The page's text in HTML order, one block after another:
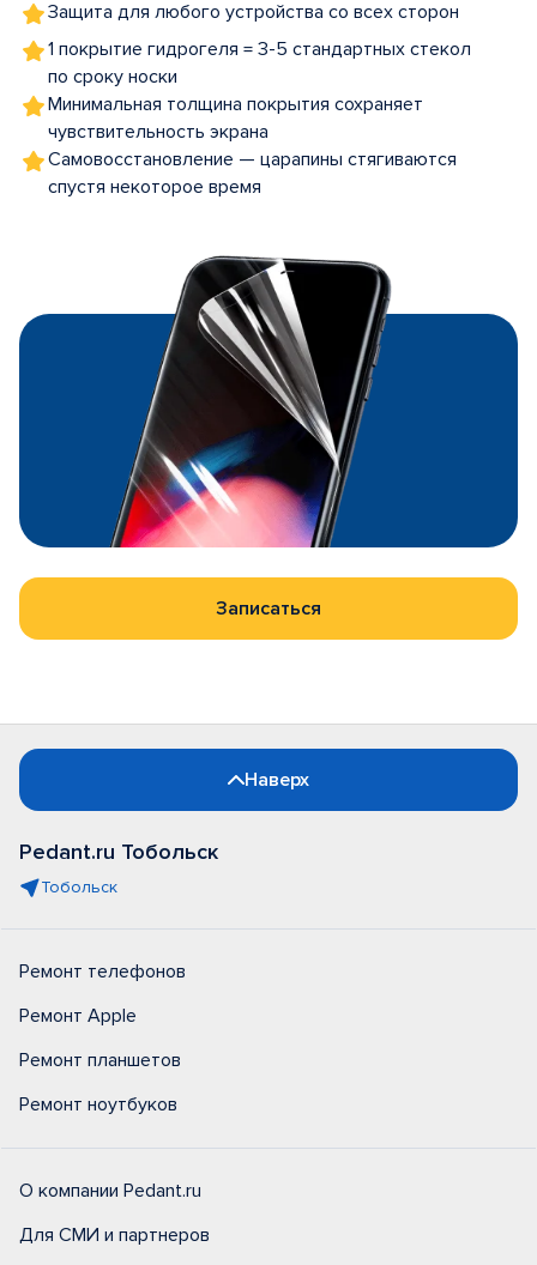
Защита для любого устройства со всех сторон
1 покрытие гидрогеля = 3-5 стандартных стекол
по сроку носки
Минимальная толщина покрытия сохраняет
чувствительность экрана
Самовосстановление — царапины стягиваются
спустя некоторое время
Записаться
Наверх
Pedant.ru Тобольск
Тобольск
Ремонт телефонов
Ремонт Apple
Ремонт планшетов
Ремонт ноутбуков
О компании Pedant.ru
Для СМИ и партнеров